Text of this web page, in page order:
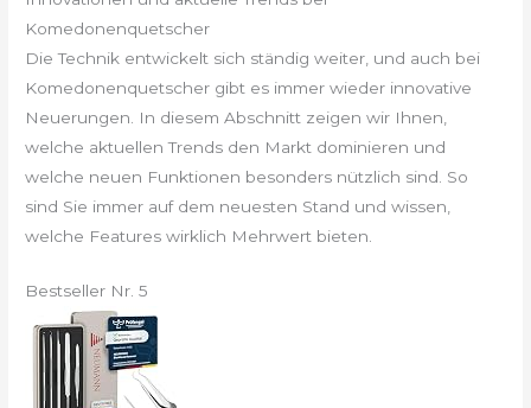
Komedonenquetscher
Die Technik entwickelt sich ständig weiter, und auch bei
Komedonenquetscher gibt es immer wieder innovative
Neuerungen. In diesem Abschnitt zeigen wir Ihnen,
welche aktuellen Trends den Markt dominieren und
welche neuen Funktionen besonders nützlich sind. So
sind Sie immer auf dem neuesten Stand und wissen,
welche Features wirklich Mehrwert bieten.
Bestseller Nr. 5